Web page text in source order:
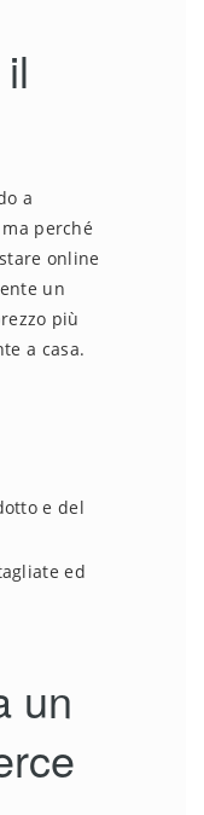
a
perché
online
un
più
a casa.
e del
ed
un